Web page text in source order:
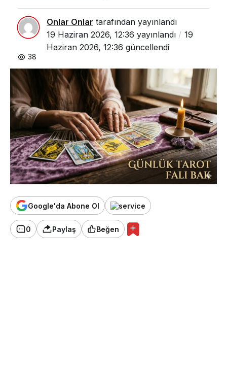
Neler
Onlar Onlar tarafından yayınlandı
19 Haziran 2026, 12:36 yayınlandı
19
Haziran 2026, 12:36 güncellendi
38
Google'da Abone Ol
0 Paylaş Beğen